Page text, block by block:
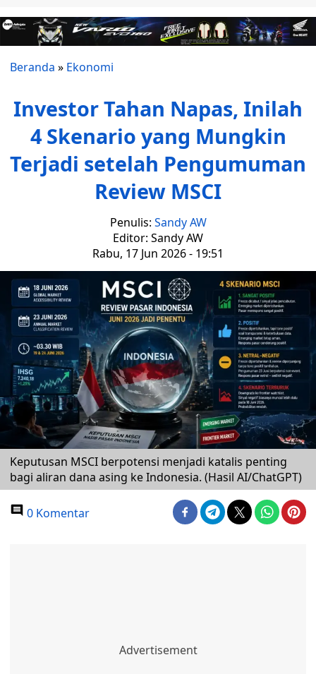
Beranda » Ekonomi
Investor Tahan Napas, Inilah
4 Skenario yang Mungkin
Terjadi setelah Pengumuman
Review MSCI
Penulis: Sandy AW
Editor: Sandy AW
Rabu, 17 Jun 2026 - 19:51
Keputusan MSCI berpotensi menjadi katalis penting
bagi aliran dana asing ke Indonesia. (Hasil AI/ChatGPT)
0 Komentar